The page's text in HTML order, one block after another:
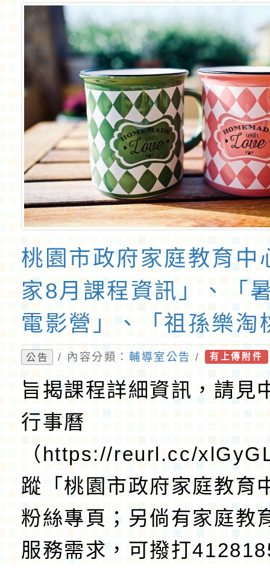
桃園市政府家庭教育中
家8月課程資訊」、「
電影營」、「祖孫樂淘
「愛『原原』不絕-親
樂會」、「邁向下一站
講座及成長團體」海報
公告 / 內容分類：輔導室公告 / 有上傳附件
旨揭課程詳細資訊，請見
行事曆
（https://reurl.cc/
蹤「桃園市政府家庭教育
粉絲專頁；另倘有家庭教
服務需求，可撥打